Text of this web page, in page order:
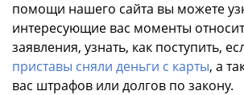
помощи нашего сайта вы можете
интересующие вас моменты
заявления, узнать, как поступить,
приставы сняли деньги с карты, а
вас штрафов или долгов по закону.